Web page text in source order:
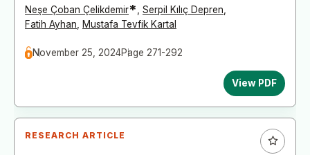
Neşe Çoban Çelikdemir* Serpil Kılıç Depren
Fatih Ayhan
Mustafa Tevfik Kartal
November 25, 2024Page 271-292
View PDF
RESEARCH ARTICLE